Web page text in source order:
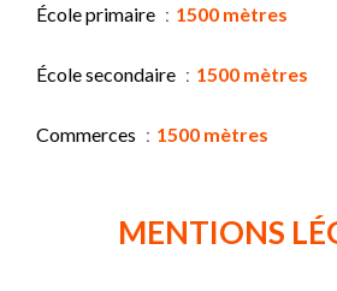
École primaire 1500 mètres
École secondaire 1500 mètres
Commerces 1500 mètres
MENTIONS